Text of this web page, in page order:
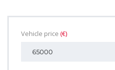
Vehicle price (€)